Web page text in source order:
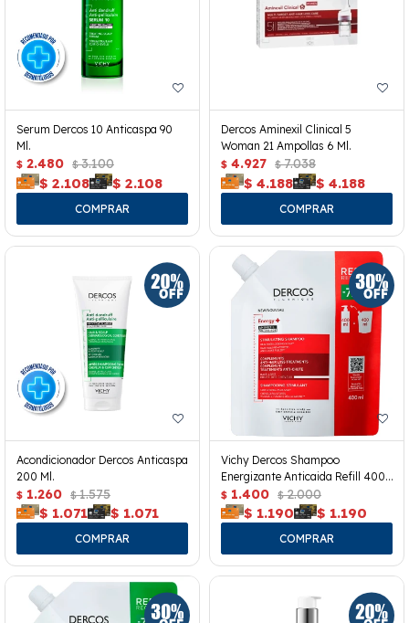
Serum Dercos 10 Anticaspa 90
Ml.
$ 2.480 $ 3.100
$ 2.108 $ 2.108
Dercos Aminexil Clinical 5
Woman 21 Ampollas 6 Ml.
$ 4.927 $ 7.038
$ 4.188 $ 4.188
Acondicionador Dercos Anticaspa
200 Ml.
$ 1.260 $ 1.575
$ 1.071 $ 1.071
Vichy Dercos Shampoo
Energizante Anticaida Refill 400
Ml.
$ 1.400 $ 2.000
$ 1.190 $ 1.190